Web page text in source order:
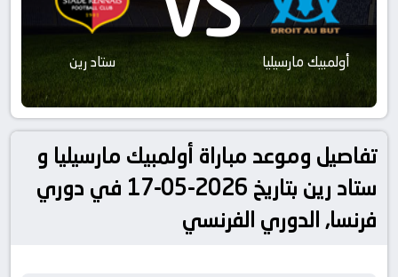
أولمبيك مارسيليا ستاد رين
تفاصيل وموعد مباراة أولمبيك مارسيليا و
ستاد رين بتاريخ 2026-05-17 في دوري
فرنسا, الدوري الفرنسي